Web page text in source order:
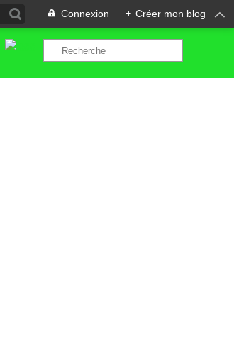
Connexion + Créer mon blog